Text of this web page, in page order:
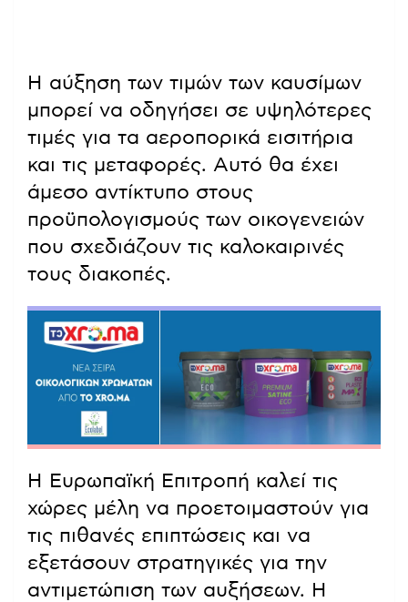
Η αύξηση των τιμών των καυσίμων
μπορεί να οδηγήσει σε υψηλότερες
τιμές για τα αεροπορικά εισιτήρια
και τις μεταφορές. Αυτό θα έχει
άμεσο αντίκτυπο στους
προϋπολογισμούς των οικογενειών
που σχεδιάζουν τις καλοκαιρινές
τους διακοπές.
Η Ευρωπαϊκή Επιτροπή καλεί τις
χώρες μέλη να προετοιμαστούν για
τις πιθανές επιπτώσεις και να
εξετάσουν στρατηγικές για την
αντιμετώπιση των αυξήσεων. Η